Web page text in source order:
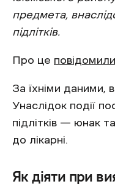
предмета,
підлітків.
Про це повідомили
За їхніми даними,
Унаслідок події
підлітків — юнак
до лікарні.
Як діяти при